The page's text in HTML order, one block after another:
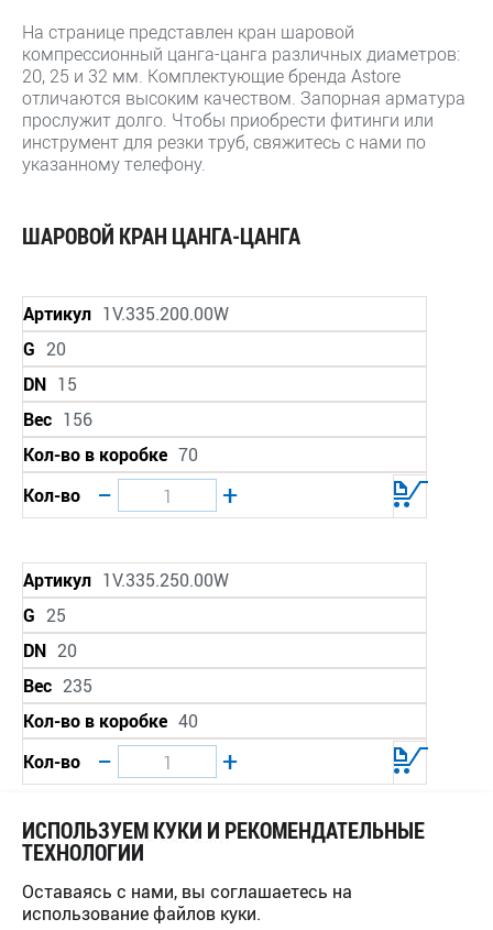
На странице представлен кран шаровой
компрессионный цанга-цанга различных диаметров:
20, 25 и 32 мм. Комплектующие бренда Astore
отличаются высоким качеством. Запорная арматура
прослужит долго. Чтобы приобрести фитинги или
инструмент для резки труб, свяжитесь с нами по
указанному телефону.
ШАРОВОЙ КРАН ЦАНГА-ЦАНГА
Артикул 1V.335.200.00W
G 20
DN 15
Вес 156
Кол-во в коробке 70
Кол-во
− +
Артикул 1V.335.250.00W
G 25
DN 20
Вес 235
Кол-во в коробке 40
Кол-во
− +
Артикул 1V.335.320.00W
G
DN 25
ИСПОЛЬЗУЕМ КУКИ И РЕКОМЕНДАТЕЛЬНЫЕ
ТЕХНОЛОГИИ
Оставаясь с нами, вы соглашаетесь на
использование файлов куки.